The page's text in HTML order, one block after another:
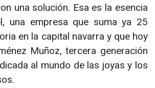
una solución. Esa es la esencia
una empresa que suma ya 25
en la capital navarra y que hoy
Muñoz, tercera generación
al mundo de las joyas y los